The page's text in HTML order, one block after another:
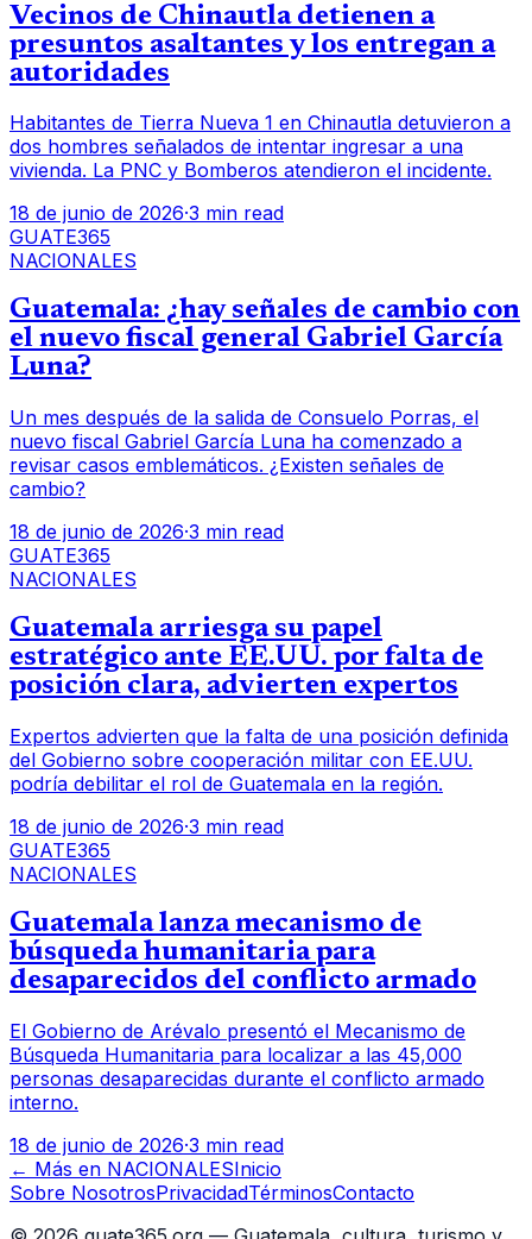
Vecinos de Chinautla detienen a
presuntos asaltantes y los entregan a
autoridades
Habitantes de Tierra Nueva 1 en Chinautla detuvieron a
dos hombres señalados de intentar ingresar a una
vivienda. La PNC y Bomberos atendieron el incidente.
18 de junio de 2026·3 min read
GUATE365
NACIONALES
Guatemala: ¿hay señales de cambio con
el nuevo fiscal general Gabriel García
Luna?
Un mes después de la salida de Consuelo Porras, el
nuevo fiscal Gabriel García Luna ha comenzado a
revisar casos emblemáticos. ¿Existen señales de
cambio?
18 de junio de 2026·3 min read
GUATE365
NACIONALES
Guatemala arriesga su papel
estratégico ante EE.UU. por falta de
posición clara, advierten expertos
Expertos advierten que la falta de una posición definida
del Gobierno sobre cooperación militar con EE.UU.
podría debilitar el rol de Guatemala en la región.
18 de junio de 2026·3 min read
GUATE365
NACIONALES
Guatemala lanza mecanismo de
búsqueda humanitaria para
desaparecidos del conflicto armado
El Gobierno de Arévalo presentó el Mecanismo de
Búsqueda Humanitaria para localizar a las 45,000
personas desaparecidas durante el conflicto armado
interno.
18 de junio de 2026·3 min read
← Más en NACIONALESInicio
Sobre NosotrosPrivacidadTérminosContacto